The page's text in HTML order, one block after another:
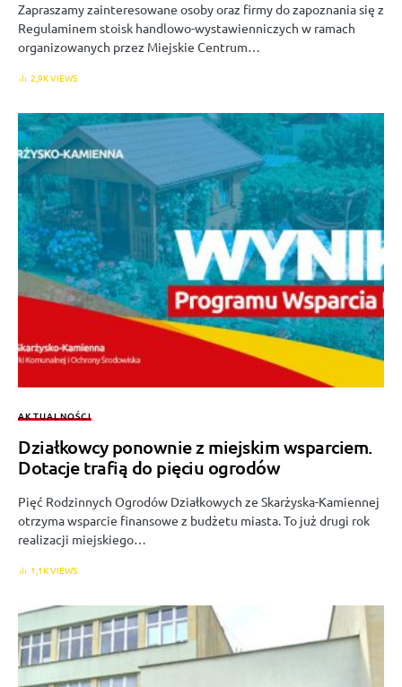
Zapraszamy zainteresowane osoby oraz firmy do zapoznania się z
Regulaminem stoisk handlowo-wystawienniczych w ramach
organizowanych przez Miejskie Centrum…
2,9K VIEWS
AKTUALNOŚCI
Działkowcy ponownie z miejskim wsparciem.
Dotacje trafią do pięciu ogrodów
Pięć Rodzinnych Ogrodów Działkowych ze Skarżyska-Kamiennej
otrzyma wsparcie finansowe z budżetu miasta. To już drugi rok
realizacji miejskiego…
1,1K VIEWS